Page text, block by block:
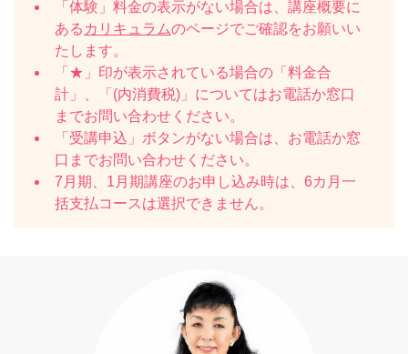
「体験」料金の表示がない場合は、講座概要に
ある カリキュラムのページでご確認をお願いい
たします。
「★」印が表示されている場合の「料金合
計」、「(内消費税)」についてはお電話か窓口
までお問い合わせください。
「受講申込」ボタンがない場合は、お電話か窓
口までお問い合わせください。
7月期、1月期講座のお申し込み時は、6カ月一
括支払コースは選択できません。